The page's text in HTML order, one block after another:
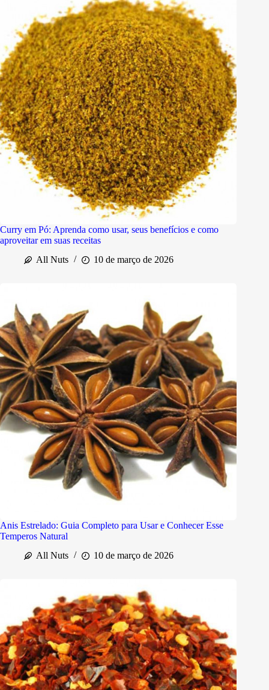
Curry em Pó: Aprenda como usar, seus benefícios e como
aproveitar em suas receitas
All Nuts
10 de março de 2026
Anis Estrelado: Guia Completo para Usar e Conhecer Esse
Temperos Natural
All Nuts
10 de março de 2026